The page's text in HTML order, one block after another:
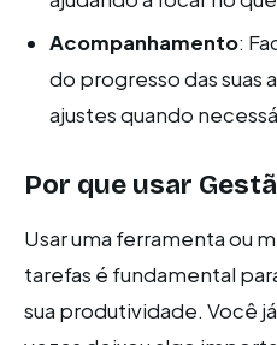
Acompanhamento:
do progresso das
ajustes quando
Por que usar
Usar uma ferramenta ou
tarefas é fundamental
sua produtividade. Você